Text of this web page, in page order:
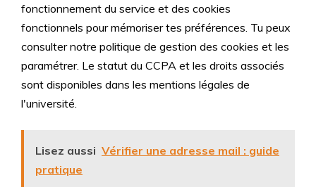
fonctionnement du service et des cookies
fonctionnels pour mémoriser tes préférences. Tu peux
consulter notre politique de gestion des cookies et les
paramétrer. Le statut du CCPA et les droits associés
sont disponibles dans les mentions légales de
l'université.
Lisez aussi Vérifier une adresse mail : guide
pratique